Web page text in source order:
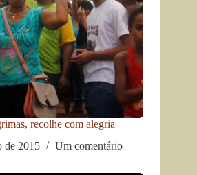
recolhe com alegria
de 2015
Um comentário